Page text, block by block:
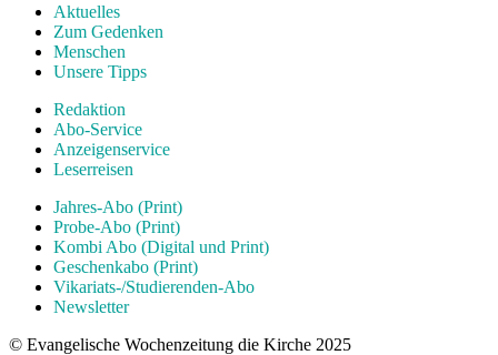
Aktuelles
Zum Gedenken
Menschen
Unsere Tipps
Redaktion
Abo-Service
Anzeigenservice
Leserreisen
Jahres-Abo (Print)
Probe-Abo (Print)
Kombi Abo (Digital und Print)
Geschenkabo (Print)
Vikariats-/Studierenden-Abo
Newsletter
© Evangelische Wochenzeitung die Kirche 2025